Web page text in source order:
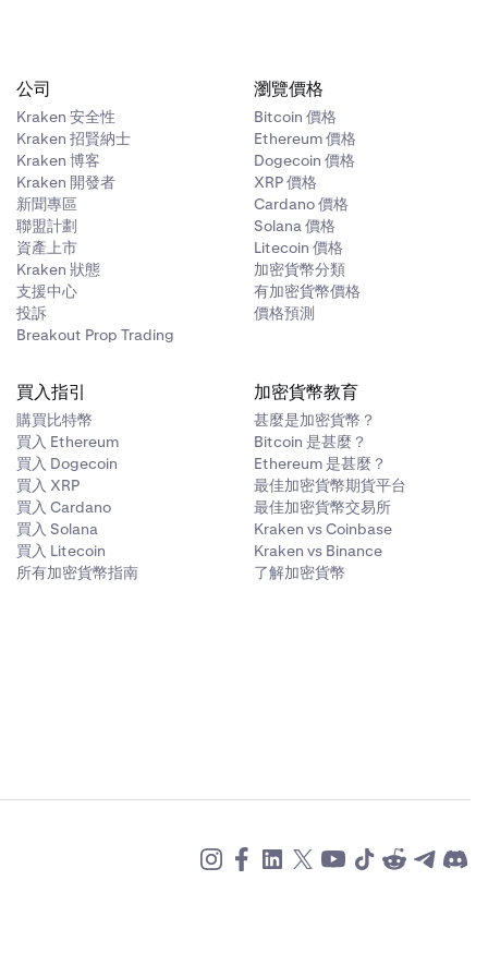
公司
Kraken 安全性
Kraken 招賢納士
Kraken 博客
Kraken 開發者
新聞專區
聯盟計劃
資產上市
Kraken 狀態
支援中心
投訴
Breakout Prop Trading
瀏覽價格
Bitcoin 價格
Ethereum 價格
Dogecoin 價格
XRP 價格
Cardano 價格
Solana 價格
Litecoin 價格
加密貨幣分類
有加密貨幣價格
價格預測
買入指引
購買比特幣
買入 Ethereum
買入 Dogecoin
買入 XRP
買入 Cardano
買入 Solana
買入 Litecoin
所有加密貨幣指南
加密貨幣教育
甚麼是加密貨幣？
Bitcoin 是甚麼？
Ethereum 是甚麼？
最佳加密貨幣期貨平台
最佳加密貨幣交易所
Kraken vs Coinbase
Kraken vs Binance
了解加密貨幣